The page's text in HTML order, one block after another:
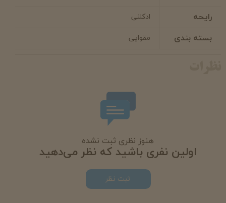
رایحه ادکلنی
بسته بندی مقوایی
هنوز نظری ثبت نشده
اولین نفری باشید که نظر می‌دهید
ثبت نظر